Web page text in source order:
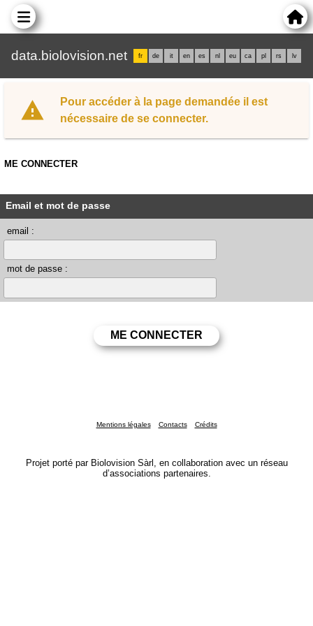
data.biolovision.net fr de it en es nl eu ca pl rs lv
Pour accéder à la page demandée il est
nécessaire de se connecter.
ME CONNECTER
Email et mot de passe
email :
mot de passe :
Mentions légales Contacts Crédits
Projet porté par Biolovision Sàrl, en collaboration avec un réseau
d’associations partenaires.